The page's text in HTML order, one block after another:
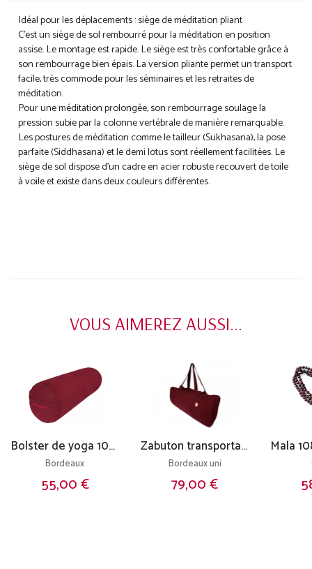
Idéal pour les déplacements : siège de méditation pliant
C'est un siège de sol rembourré pour la méditation en position
assise. Le montage est rapide. Le siège est très confortable grâce à
son rembourrage bien épais. La version pliante permet un transport
facile, très commode pour les séminaires et les retraites de
méditation.
Pour une méditation prolongée, son rembourrage soulage la
pression subie par la colonne vertébrale de manière remarquable.
Les postures de méditation comme le tailleur (Sukhasana), la pose
parfaite (Siddhasana) et le demi lotus sont réellement facilitées. Le
siège de sol dispose d’un cadre en acier robuste recouvert de toile
à voile et existe dans deux couleurs différentes.
VOUS AIMEREZ AUSSI...
Bolster de yoga 100 % coton Bio 65 cm x 21 cm KAPOK
Bordeaux
55,00 €
Zabuton transportable 100% coton Bio
Bordeaux uni
79,00 €